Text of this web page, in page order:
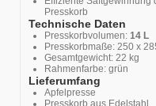
Presskorb
Technische Daten
Presskorbvolumen: 14 L
Presskorbmaße: 250 x
Gesamtgewicht: 22 kg
Rahmenfarbe: grün
Lieferumfang
Apfelpresse